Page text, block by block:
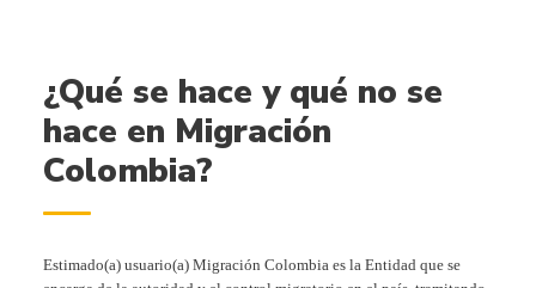
¿Qué se hace y qué no se
hace en Migración
Colombia?
Estimado(a) usuario(a) Migración Colombia es la Entidad que se